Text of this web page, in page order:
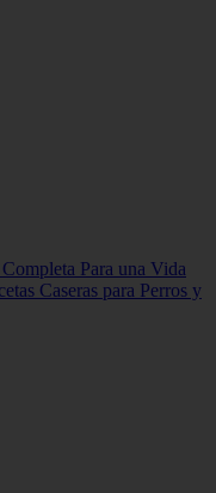
Para una Vida
Caseras para Perros y